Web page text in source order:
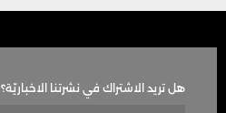
هل تريد الاشتراك في نشرتنا الاخباريّة؟